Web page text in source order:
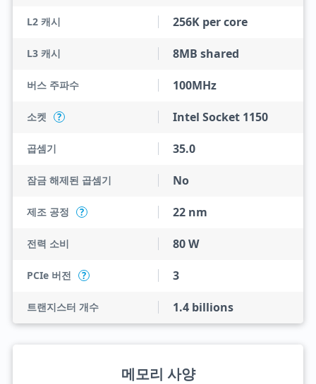
L2 캐시 256K per core
L3 캐시 8MB shared
버스 주파수 100MHz
소켓 ? Intel Socket 1150
곱셈기 35.0
잠금 해제된 곱셈기 No
제조 공정 ? 22 nm
전력 소비 80 W
PCIe 버전 ? 3
트랜지스터 개수 1.4 billions
메모리 사양